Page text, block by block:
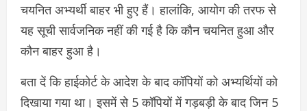
चयनित अभ्यर्थी बाहर भी हुए हैं। हालांकि, आयोग की तरफ से
यह सूची सार्वजनिक नहीं की गई है कि कौन चयनित हुआ और
कौन बाहर हुआ है।
बता दें कि हाईकोर्ट के आदेश के बाद कॉपियों को अभ्यर्थियों को
दिखाया गया था। इसमें से 5 कॉपियों में गड़बड़ी के बाद जिन 5